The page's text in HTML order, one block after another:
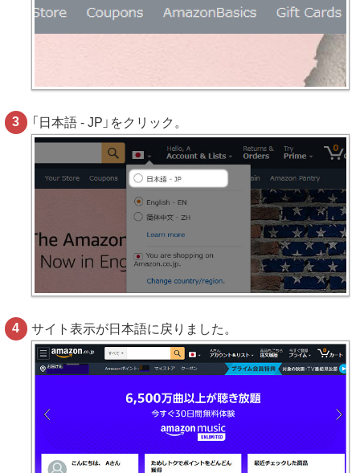
「日本語 - JP」をクリック。
サイト表示が日本語に戻りました。